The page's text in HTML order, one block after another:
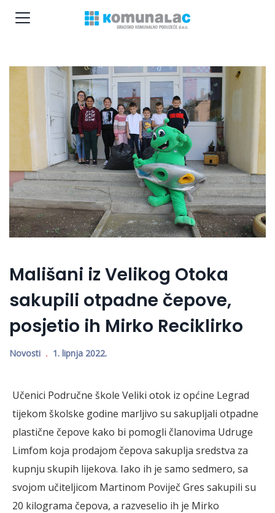
Mališani iz Velikog Otoka
sakupili otpadne čepove,
posjetio ih Mirko Reciklirko
Novosti 1. lipnja 2022.
Učenici Područne škole Veliki otok iz općine Legrad
tijekom školske godine marljivo su sakupljali otpadne
plastične čepove kako bi pomogli članovima Udruge
Limfom koja prodajom čepova sakuplja sredstva za
kupnju skupih lijekova. Iako ih je samo sedmero, sa
svojom učiteljicom Martinom Poviječ Gres sakupili su
20 kilograma čepova, a razveselio ih je Mirko